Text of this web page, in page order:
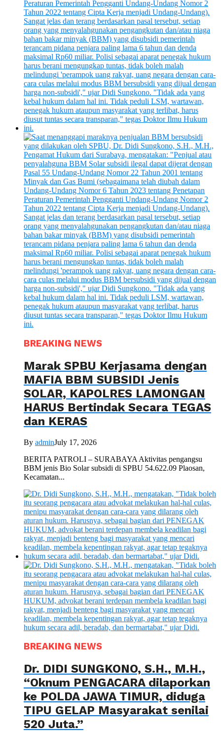
BREAKING NEWS
Marak SPBU Kerjasama dengan
MAFIA BBM SUBSIDI Jenis
SOLAR, KAPOLRES LAMONGAN
HARUS Bertindak Secara TEGAS
dan KERAS
By adminJuly 17, 2026
BERITA PATROLI – SURABAYA Aktivitas pengangsu
BBM jenis Bio Solar subsidi di SPBU 54.622.09 Plaosan,
Kecamatan...
BREAKING NEWS
Dr. DIDI SUNGKONO, S.H., M.H.,
“Oknum PENGACARA dilaporkan
ke POLDA JAWA TIMUR, diduga
TIPU GELAP Masyarakat senilai
520 Juta.”